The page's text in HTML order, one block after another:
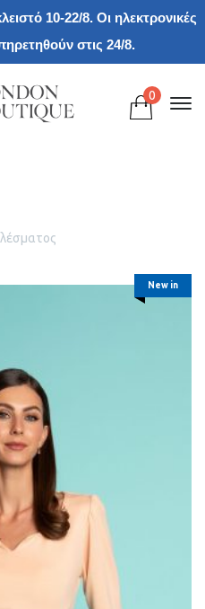
10-22/8. Οι ηλεκτρονικές
στις 24/8.
0
New in